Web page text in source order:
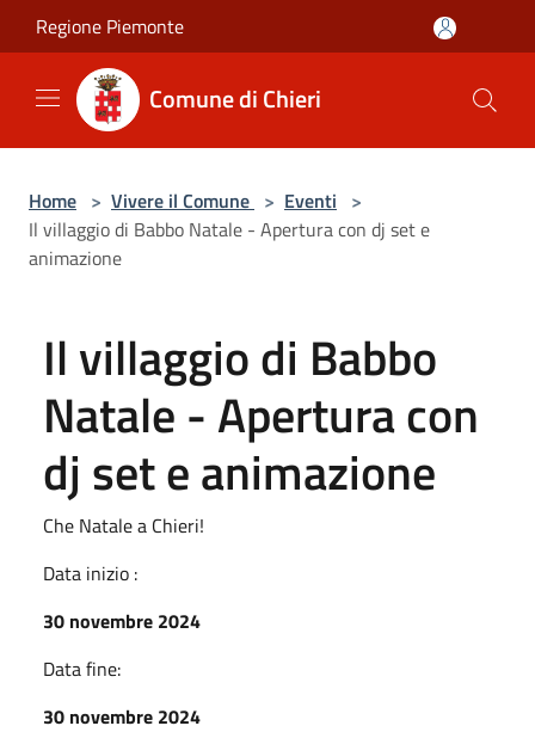
Salta al contenuto principale
Regione Piemonte
Comune di Chieri
Home > Vivere il Comune > Eventi >
Il villaggio di Babbo Natale - Apertura con dj set e
animazione
Il villaggio di Babbo
Natale - Apertura con
dj set e animazione
Che Natale a Chieri!
Data inizio :
30 novembre 2024
Data fine:
30 novembre 2024